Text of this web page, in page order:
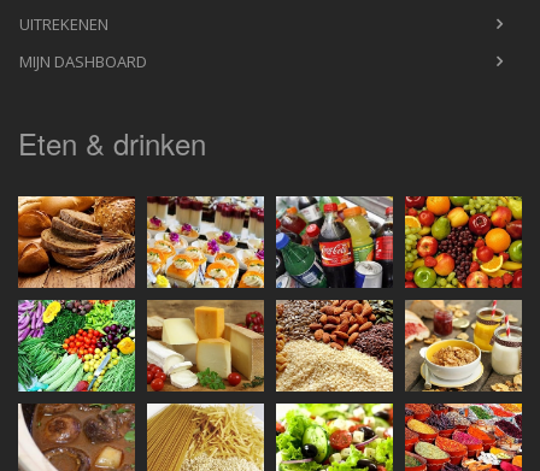
UITREKENEN
MIJN DASHBOARD
Eten & drinken